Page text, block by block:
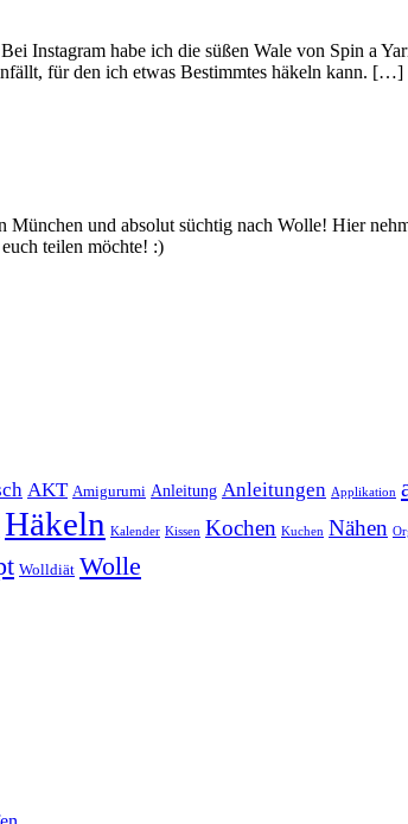
Instagram habe ich die süßen Wale von Spin a
für den ich etwas Bestimmtes häkeln kann. […]
und absolut süchtig nach Wolle! Hier
teilen möchte! :)
AKT Amigurumi Anleitung Anleitungen Applikation
Häkeln Kalender Kissen Kochen Kuchen Nähen
Wolldiät Wolle